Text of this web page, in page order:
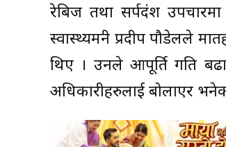
रेबिज तथा सर्पदंश
स्वास्थ्यमन्त्री प्रदीप पौडेलले
थिए । उनले आपूर्ति गति
अधिकारीहरुलाई बोलाएर